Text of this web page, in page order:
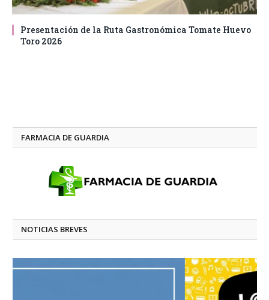
Presentación de la Ruta Gastronómica Tomate Huevo
Toro 2026
FARMACIA DE GUARDIA
NOTICIAS BREVES